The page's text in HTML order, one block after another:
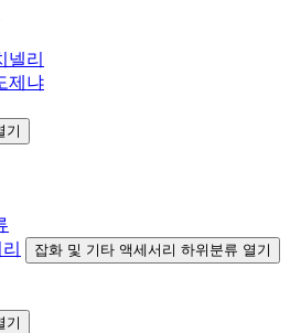
넬리
제냐
기
잡화 및 기타 액세서리 하위분류 열기
기